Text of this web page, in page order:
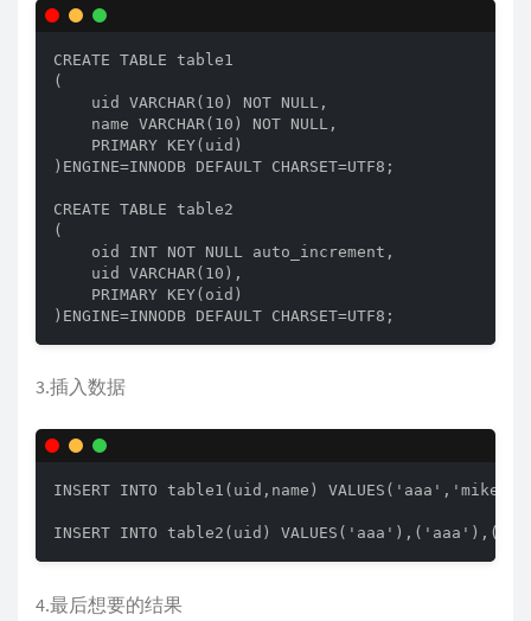
CREATE TABLE table1
(
    uid VARCHAR(10) NOT NULL,
    name VARCHAR(10) NOT NULL,
    PRIMARY KEY(uid)
)ENGINE=INNODB DEFAULT CHARSET=UTF8;
CREATE TABLE table2
(
    oid INT NOT NULL auto_increment,
    uid VARCHAR(10),
    PRIMARY KEY(oid)
)ENGINE=INNODB DEFAULT CHARSET=UTF8;
3.插入数据
INSERT INTO table1(uid,name)
INSERT INTO table2(uid)
4.最后想要的结果